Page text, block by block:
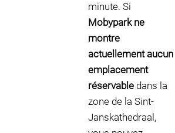
minute. Si
Mobypark ne
montre
actuellement aucun
emplacement
réservable dans la
zone de la Sint-
Janskathedraal,